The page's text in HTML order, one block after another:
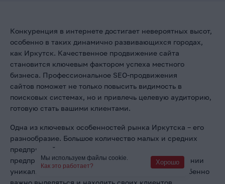
Конкуренция в интернете достигает невероятных высот,
особенно в таких динамично развивающихся городах,
как Иркутск. Качественное продвижение сайта
становится ключевым фактором успеха местного
бизнеса. Профессиональное SEO-продвижения
сайтов поможет не только повысить видимость в
поисковых системах, но и привлечь целевую аудиторию,
готовую стать вашими клиентами.
Одна из ключевых особенностей рынка Иркутска – его
разнообразие. Большое количество малых и средних
предприятий, а также индивидуальных
предпринимателей сосредоточены на предоставлении
уникальных товаров и услуг. В таких условиях особенно
Мы используем файлы cookie.
Как это работает?
Хорошо